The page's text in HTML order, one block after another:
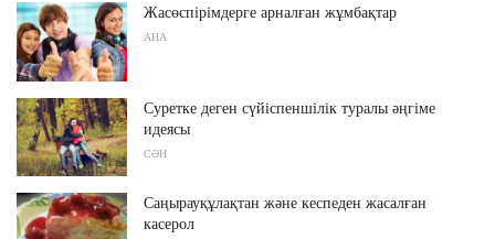
Жасөспірімдерге арналған жұмбақтар
АНА
Суретке деген сүйіспеншілік туралы әңгіме
идеясы
СӘН
Саңырауқұлақтан және кеспеден жасалған
касерол